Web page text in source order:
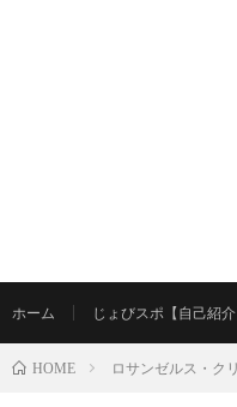
ホーム じょびスポ【自己紹介
HOME ロサンゼルス・ク